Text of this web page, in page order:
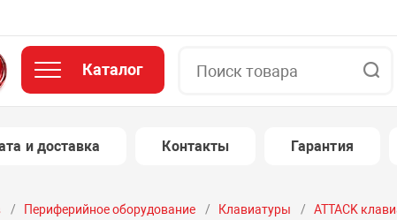
Каталог
и доставка Контакты Гарантия
Периферийное оборудование Клавиатуры ATTACK